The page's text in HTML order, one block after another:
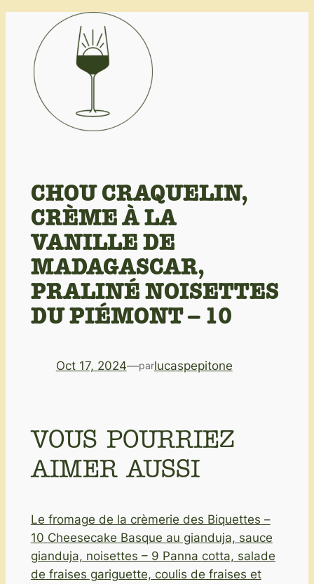
contenu
CHOU CRAQUELIN,
CRÈME À LA
VANILLE DE
MADAGASCAR,
PRALINÉ NOISETTES
DU PIÉMONT – 10
Oct 17, 2024—parlucaspepitone
VOUS POURRIEZ
AIMER AUSSI
Le fromage de la crèmerie des Biquettes –
10 Cheesecake Basque au gianduja, sauce
gianduja, noisettes – 9 Panna cotta, salade
de fraises gariguette, coulis de fraises et